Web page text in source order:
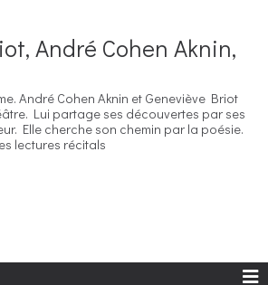
André Cohen Aknin,
André Cohen Aknin et Geneviève Briot
Lui partage ses découvertes par ses
Elle cherche son chemin par la poésie.
lectures récitals